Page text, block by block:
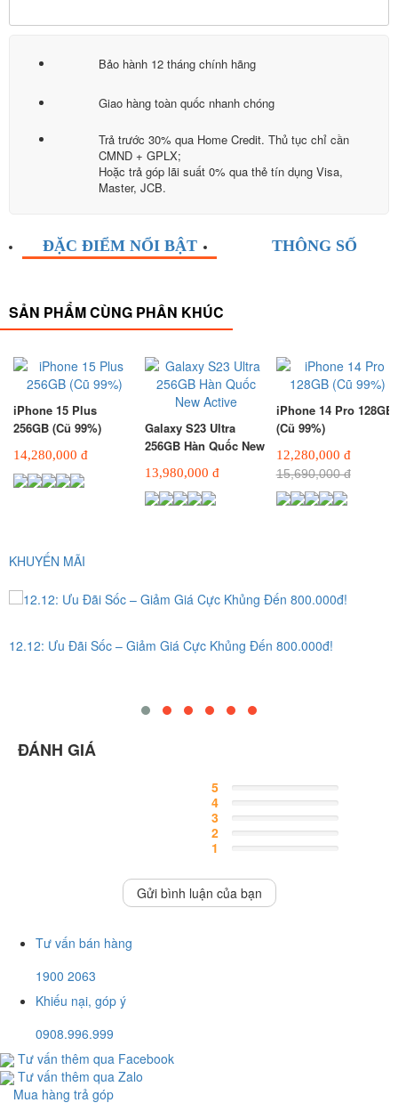
Bảo hành 12 tháng chính hãng
Giao hàng toàn quốc nhanh chóng
Trả trước 30% qua Home Credit. Thủ tục chỉ cần
CMND + GPLX;
Hoặc trả góp lãi suất 0% qua thẻ tín dụng Visa,
Master, JCB.
ĐẶC ĐIỂM NỔI BẬT THÔNG SỐ
SẢN PHẨM CÙNG PHÂN KHÚC
iPhone 15 Plus
256GB (Cũ 99%)
14,280,000 đ
Galaxy S23 Ultra
256GB Hàn Quốc New
13,980,000 đ
iPhone 14 Pro 128GB
(Cũ 99%)
12,280,000 đ
15,690,000 đ
KHUYẾN MÃI
12.12: Ưu Đãi Sốc – Giảm Giá Cực Khủng Đến 800.000đ!
ĐÁNH GIÁ
5
4
3
2
1
Gửi bình luận của bạn
Tư vấn bán hàng
1900 2063
Khiếu nại, góp ý
0908.996.999
Tư vấn thêm qua Facebook
Tư vấn thêm qua Zalo
Mua hàng trả góp